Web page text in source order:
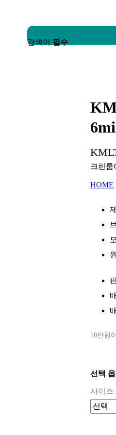
검색어 필수
크린
HOME
10만원
선택 옵
사이즈